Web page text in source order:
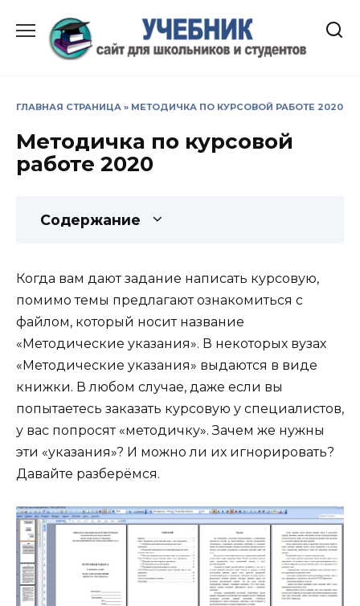
содержанию
ГЛАВНАЯ СТРАНИЦА » МЕТОДИЧКА ПО КУРСОВОЙ РАБОТЕ 2020
Методичка по курсовой
работе 2020
Содержание
Когда вам дают задание написать курсовую,
помимо темы предлагают ознакомиться с
файлом, который носит название
«Методические указания». В некоторых вузах
«Методические указания» выдаются в виде
книжки. В любом случае, даже если вы
попытаетесь заказать курсовую у специалистов,
у вас попросят «методичку». Зачем же нужны
эти «указания»? И можно ли их игнорировать?
Давайте разберёмся.